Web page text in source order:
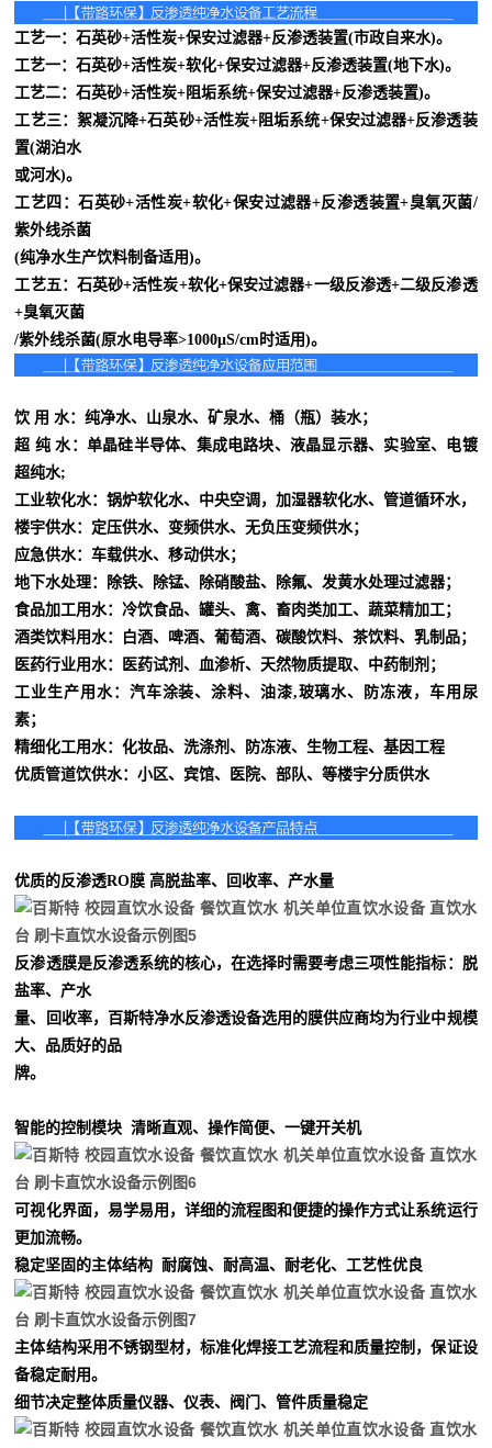
工艺一：石英砂+活性炭+保安过滤器+反渗透装置(市政自来水)。
工艺一：石英砂+活性炭+软化+保安过滤器+反渗透装置(地下水)。
工艺二：石英砂+活性炭+阻垢系统+保安过滤器+反渗透装置)。
工艺三：絮凝沉降+石英砂+活性炭+阻垢系统+保安过滤器+反渗透装
置(湖泊水
或河水)。
工艺四：石英砂+活性炭+软化+保安过滤器+反渗透装置+臭氧灭菌/
紫外线杀菌
(纯净水生产饮料制备适用)。
工艺五：石英砂+活性炭+软化+保安过滤器+一级反渗透+二级反渗透
+臭氧灭菌
/紫外线杀菌(原水电导率>1000μS/cm时适用)。
饮 用 水：纯净水、山泉水、矿泉水、桶（瓶）装水；
超 纯 水：单晶硅半导体、集成电路块、液晶显示器、实验室、电镀
超纯水;
工业软化水：锅炉软化水、中央空调，加湿器软化水、管道循环水，
楼宇供水：定压供水、变频供水、无负压变频供水；
应急供水：车载供水、移动供水；
地下水处理：除铁、除锰、除硝酸盐、除氟、发黄水处理过滤器；
食品加工用水：冷饮食品、罐头、禽、畜肉类加工、蔬菜精加工；
酒类饮料用水：白酒、啤酒、葡萄酒、碳酸饮料、茶饮料、乳制品；
医药行业用水：医药试剂、血渗析、天然物质提取、中药制剂；
工业生产用水：汽车涂装、涂料、油漆,玻璃水、防冻液，车用尿
素；
精细化工用水：化妆品、洗涤剂、防冻液、生物工程、基因工程
优质管道饮供水：小区、宾馆、医院、部队、等楼宇分质供水
优质的反渗透RO膜 高脱盐率、回收率、产水量
反渗透膜是反渗透系统的核心，在选择时需要考虑三项性能指标：脱
盐率、产水
量、回收率，百斯特净水反渗透设备选用的膜供应商均为行业中规模
大、品质好的品
牌。
智能的控制模块清晰直观、操作简便、一键开关机
可视化界面，易学易用，详细的流程图和便捷的操作方式让系统运行
更加流畅。
稳定坚固的主体结构 耐腐蚀、耐高温、耐老化、工艺性优良
主体结构采用不锈钢型材，标准化焊接工艺流程和质量控制，保证设
备稳定耐用。
细节决定整体质量仪器、仪表、阀门、管件质量稳定